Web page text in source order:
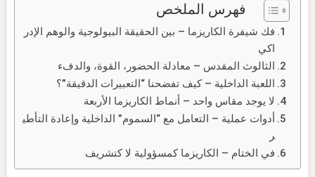
فهرس الملخص
فك شيفرة الكاريزما – بين الحقيقة البيولوجية والوهم الإدر
اكي
الثالوث المقدس – معادلة الحضور، القوة، والدفء
اللعبة الداخلية – كيف تفضحنا “التعبيرات الدقيقة”؟
لا يوجد مقاس واحد – أنماط الكاريزما الأربعة
أدوات عملية – التعامل مع “السموم” الداخلية وإعادة التأطي
ر
في الختام – الكاريزما كمسؤولية لا كتشريف